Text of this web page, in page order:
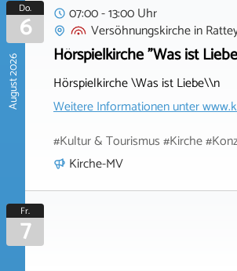
August 2026
Do.
6
07:00 - 13:00 Uhr
Versöhnungskirchein
Hörspielkirche "Was ist
Hörspielkirche \Was ist Liebe\\n
Weitere Informationen unter
#Kultur & Tourismus #Kirche
Kirche-MV
Fr.
7